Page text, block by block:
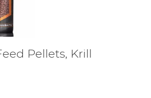
Pellets, Krill